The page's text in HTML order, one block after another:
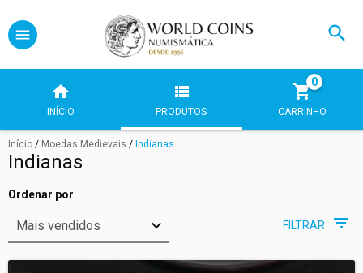
INÍCIO PRODUTOS CARRINHO
0
Início / Moedas Medievais / Indianas
Indianas
Ordenar por
FILTRAR